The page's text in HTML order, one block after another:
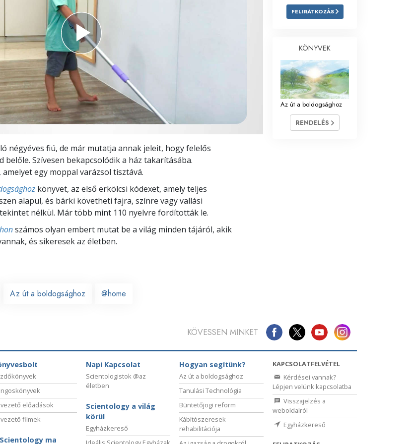
Megoldások a drogokra
Eszközök a munkahelyen
Az etika és az állapotok
Az elnyomás oka
Kivizsgálások
A szervezés alapjai
négyéves fiú, de már mutatja annak jeleit, hogy felelős
belőle. Szívesen bekapcsolódik a ház takarításába.
egy moppal varázsol tisztává.
könyvet, az első erkölcsi kódexet, amely teljes
alapul, és bárki követheti fajra, színre vagy vallási
nélkül. Már több mint 110 nyelvre fordították le.
számos olyan embert mutat be a világ minden tájáról, akik
és sikeresek az életben.
Az út a boldogsághoz @home
FELIRATKOZÁS
KÖNYVEK
Az út a boldogsághoz
RENDELÉS
KÖVESSEN MINKET
előadások
filmek
ma
Napi Kapcsolat
Scientologistok @az
életben
Scientology a világ
körül
Egyházkereső
Hogyan segítünk?
Az út a boldogsághoz
Tanulási Technológia
Büntetőjogi reform
Kábítószeresek
rehabilitációja
KAPCSOLATFELVÉTEL
Kérdései vannak?
Lépjen velünk kapcsolatba
Visszajelzés a
weboldalról
Egyházkereső